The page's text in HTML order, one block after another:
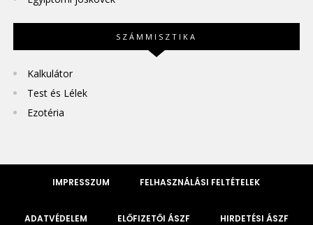
SZÁMMISZTIKA
Kalkulátor
Test és Lélek
Ezotéria
IMPRESSZUM FELHASZNÁLÁSI FELTÉTELEK
ADATVÉDELEM ELŐFIZETŐI ÁSZF HIRDETÉSI ÁSZF